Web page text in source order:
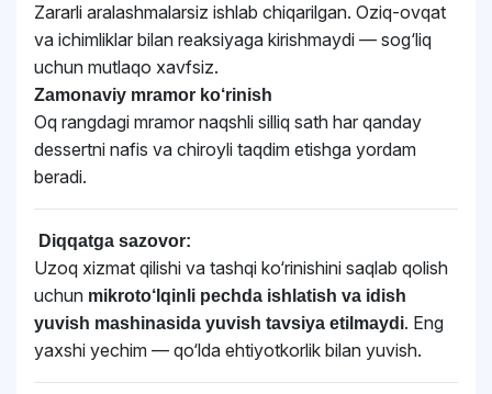
Zararli aralashmalarsiz ishlab chiqarilgan. Oziq-ovqat
va ichimliklar bilan reaksiyaga kirishmaydi — sog‘liq
uchun mutlaqo xavfsiz.
Zamonaviy mramor ko‘rinish
Oq rangdagi mramor naqshli silliq sath har qanday
dessertni nafis va chiroyli taqdim etishga yordam
beradi.
Diqqatga sazovor:
Uzoq xizmat qilishi va tashqi ko‘rinishini saqlab qolish
uchun mikroto‘lqinli pechda ishlatish va idish
yuvish mashinasida yuvish tavsiya etilmaydi. Eng
yaxshi yechim — qo‘lda ehtiyotkorlik bilan yuvish.